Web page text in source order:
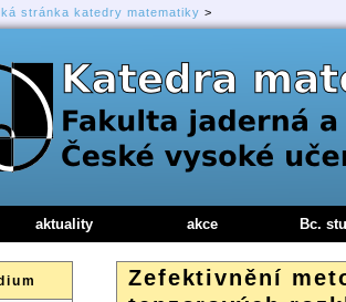
stránka katedry matematiky >
Zefektivnění
aktuality akce Bc.